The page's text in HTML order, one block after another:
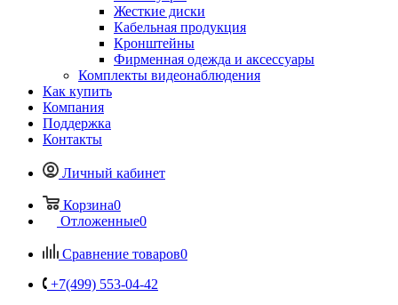
Жесткие диски
Кабельная продукция
Кронштейны
Фирменная одежда и аксессуары
Комплекты видеонаблюдения
Как купить
Компания
Поддержка
Контакты
Личный кабинет
Корзина0
Отложенные0
Сравнение товаров0
+7(499) 553-04-42